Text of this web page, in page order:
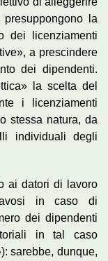
la
dei licenziamenti
a prescindere
dei dipendenti.
la scelta del
i licenziamenti
stessa natura, da
individuali degli
ai datori di lavoro
in caso di
dei dipendenti
in tal caso
sarebbe, dunque,